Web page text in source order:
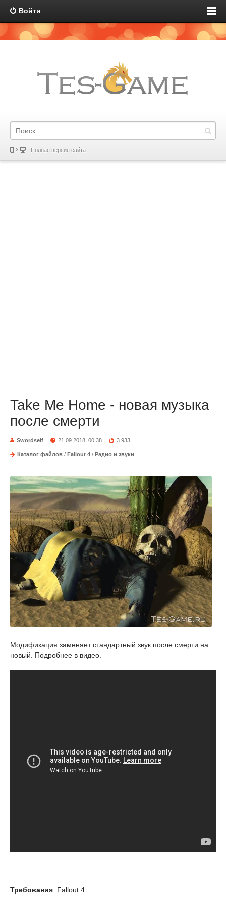
Войти
Полная версия сайта
Take Me Home - новая музыка
после смерти
Swordself 21.09.2018, 00:38 3 933
Каталог файлов / Fallout 4 / Радио и звуки
Модификация заменяет стандартный звук после смерти на
новый. Подробнее в видео.
Требования: Fallout 4